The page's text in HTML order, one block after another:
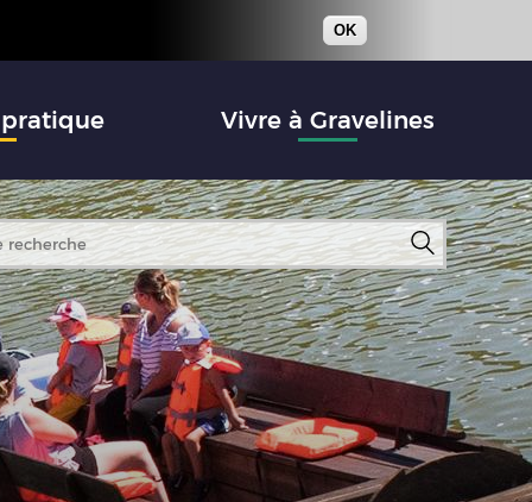
OK
Vivre à Gravelines